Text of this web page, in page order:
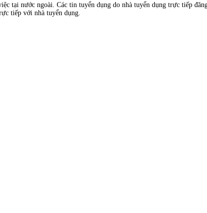
tại nước ngoài. Các tin tuyển dụng do nhà tuyển dụng trực tiếp
tiếp với nhà tuyển dụng.